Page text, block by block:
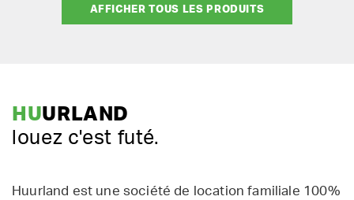
AFFICHER TOUS LES PRODUITS
HUURLAND
louez c'est futé.
Huurland est une société de location familiale 100%